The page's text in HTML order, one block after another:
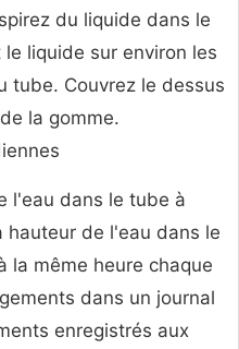
du liquide dans le
liquide sur environ les
tube. Couvrez le dessus
la gomme.
l'eau dans le tube à
hauteur de l'eau dans le
la même heure chaque
dans un journal
enregistrés aux